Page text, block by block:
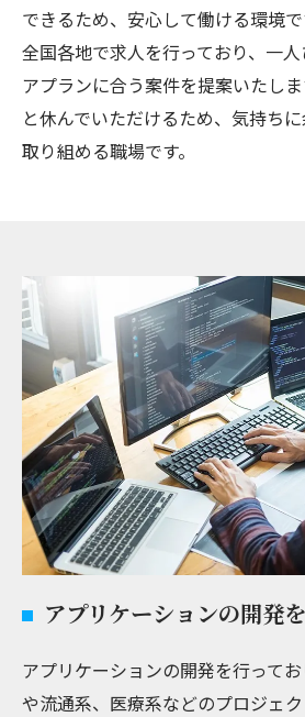
できるため、安心して働ける環境
全国各地で求人を行っており、一
アプランに合う案件を提案いたし
と休んでいただけるため、気持ち
取り組める職場です。
アプリケーションの開発
アプリケーションの開発を行って
や流通系、医療系などのプロジェ